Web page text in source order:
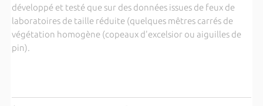
développé et testé que sur des données issues de feux de
laboratoires de taille réduite (quelques mêtres carrés de
végétation homogène (copeaux d'excelsior ou aiguilles de
pin).